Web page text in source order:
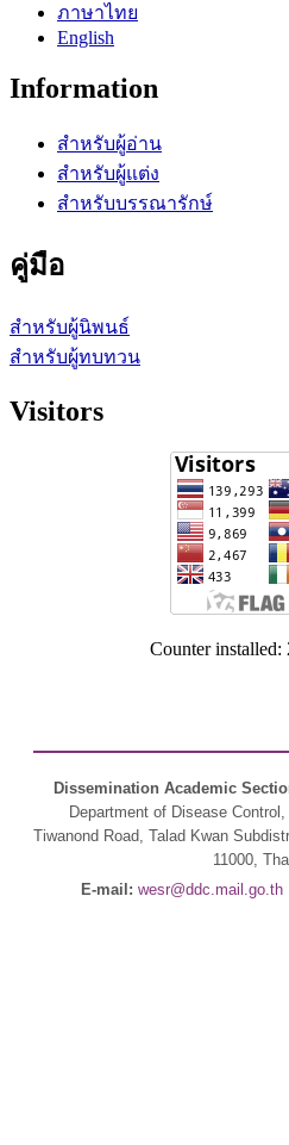
ภาษาไทย
English
Information
สำหรับผู้อ่าน
สำหรับผู้แต่ง
สำหรับบรรณารักษ์
คู่มือ
สำหรับผู้นิพนธ์
สำหรับผู้ทบทวน
Visitors
Counter installed:
Dissemination Academic
Department of Disease
Tiwanond Road, Talad Kwan
11000,
E-mail: wesr@ddc.mail.go.th